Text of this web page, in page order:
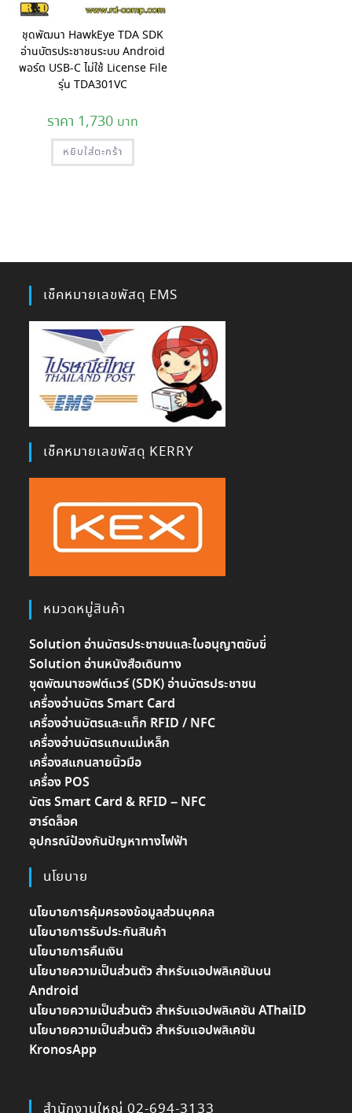
ชุดพัฒนา HawkEye TDA SDK
อ่านบัตรประชาชนระบบ Android
พอร์ต USB-C ไม่ใช้ License File
รุ่น TDA301VC
1,730
หยิบใส่ตะกร้า
เช็คหมายเลขพัสดุ EMS
เช็คหมายเลขพัสดุ KERRY
หมวดหมู่สินค้า
Solution อ่านบัตรประชาชนและใบอนุญาตขับขี่
Solution อ่านหนังสือเดินทาง
ชุดพัฒนาซอฟต์แวร์ (SDK) อ่านบัตรประชาชน
เครื่องอ่านบัตร Smart Card
เครื่องอ่านบัตรและแท็ก RFID / NFC
เครื่องอ่านบัตรแถบแม่เหล็ก
เครื่องสแกนลายนิ้วมือ
เครื่อง POS
บัตร Smart Card & RFID – NFC
ฮาร์ดล็อค
อุปกรณ์ป้องกันปัญหาทางไฟฟ้า
นโยบาย
นโยบายการคุ้มครองข้อมูลส่วนบุคคล
นโยบายการรับประกันสินค้า
นโยบายการคืนเงิน
นโยบายความเป็นส่วนตัว สำหรับแอปพลิเคชันบน
Android
นโยบายความเป็นส่วนตัว สำหรับแอปพลิเคชัน AThaiID
นโยบายความเป็นส่วนตัว สำหรับแอปพลิเคชัน
KronosApp